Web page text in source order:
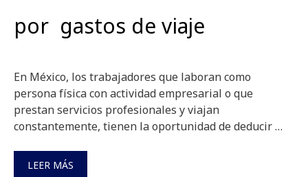
por gastos de viaje
En México, los trabajadores que laboran como
persona física con actividad empresarial o que
prestan servicios profesionales y viajan
constantemente, tienen la oportunidad de deducir …
LEER MÁS